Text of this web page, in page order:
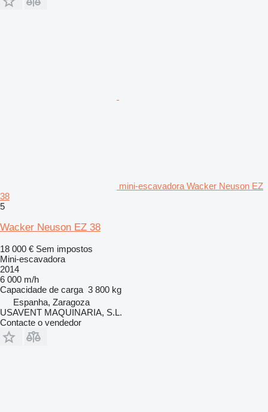
mini-escavadora Wacker Neuson EZ
38
5
Wacker Neuson EZ 38
18 000 € Sem impostos
Mini-escavadora
2014
6 000 m/h
Capacidade de carga 3 800 kg
Espanha, Zaragoza
USAVENT MAQUINARIA, S.L.
Contacte o vendedor